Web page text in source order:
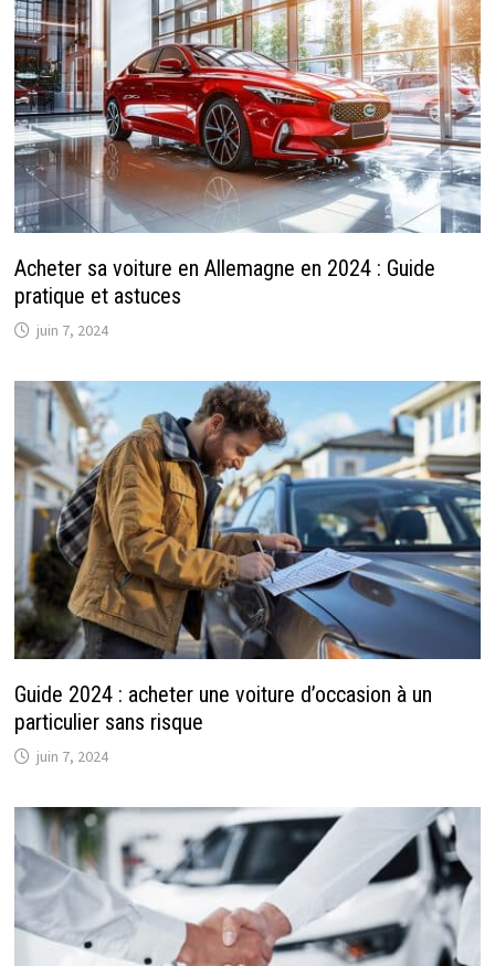
Acheter sa voiture en Allemagne en 2024 : Guide
pratique et astuces
juin 7, 2024
Guide 2024 : acheter une voiture d’occasion à un
particulier sans risque
juin 7, 2024